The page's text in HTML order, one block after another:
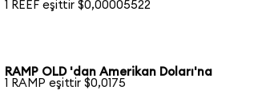
1 REEF eşittir $0,00005522
RAMP OLD 'dan Amerikan Doları'na
1 RAMP eşittir $0,0175